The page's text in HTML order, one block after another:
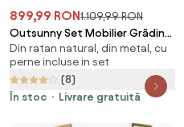
899,99 RON1.109,99 RON
Outsunny Set Mobilier Grădină
Ratan 4 Piese, 2 Scaune, Fotoliu
2 Locuri, Măsuță Cafea, Negru
Crem | Aosom Romania
Din ratan natural, din metal, cu
perne incluse in set
(8)
În stoc
Livrare gratuită